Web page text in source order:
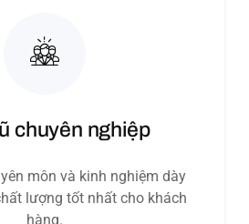
chuyên nghiệp​
môn và kinh nghiệm dày
lượng tốt nhất cho khách
hàng.